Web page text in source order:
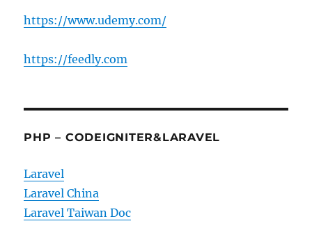
https://www.udemy.com/
https://feedly.com
PHP – CODEIGNITER&LARAVEL
Laravel
Laravel China
Laravel Taiwan Doc